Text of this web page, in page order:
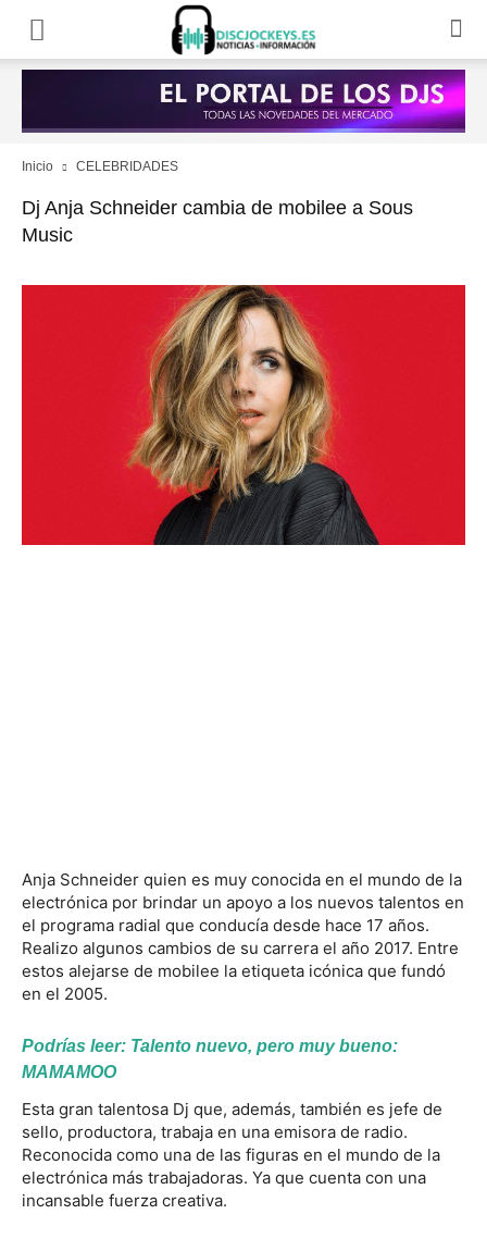
Inicio CELEBRIDADES
Dj Anja Schneider cambia de mobilee a Sous
Music
Anja Schneider quien es muy conocida en el mundo de la
electrónica por brindar un apoyo a los nuevos talentos en
el programa radial que conducía desde hace 17 años.
Realizo algunos cambios de su carrera el año 2017. Entre
estos alejarse de mobilee la etiqueta icónica que fundó
en el 2005.
Podrías leer: Talento nuevo, pero muy bueno:
MAMAMOO
Esta gran talentosa Dj que, además, también es jefe de
sello, productora, trabaja en una emisora de radio.
Reconocida como una de las figuras en el mundo de la
electrónica más trabajadoras. Ya que cuenta con una
incansable fuerza creativa.